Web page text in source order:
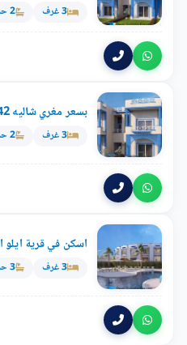
3 غرف 2 حمام
بسعر مغري شاليه 142م بايلو العلمين الجديدة فيو رائع
3 غرف 2 حمام
اسكن في قرية ايلو
3 غرف 3 حمام